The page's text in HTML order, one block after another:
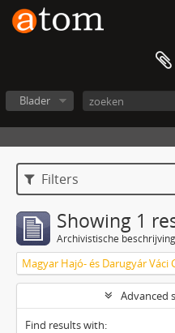
Blader
Filters
Showing 1
Archivistische beschrijving
Advanced
Find results with: